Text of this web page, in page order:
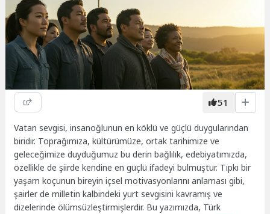
51
Vatan sevgisi, insanoğlunun en köklü ve güçlü duygularından
biridir. Toprağımıza, kültürümüze, ortak tarihimize ve
geleceğimize duyduğumuz bu derin bağlılık, edebiyatımızda,
özellikle de şiirde kendine en güçlü ifadeyi bulmuştur. Tıpkı bir
yaşam koçunun bireyin içsel motivasyonlarını anlaması gibi,
şairler de milletin kalbindeki yurt sevgisini kavramış ve
dizelerinde ölümsüzleştirmişlerdir. Bu yazımızda, Türk